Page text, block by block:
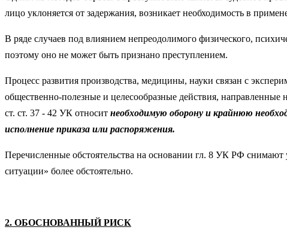
лицо уклоняется от задержания, возникает необходимость в
В ряде случаев под влиянием непреодолимого физического,
поэтому оно не может быть признано преступлением.
Процесс развития производства, медицины, науки связан с
общественно-полезные и целесообразные действия,
ст. ст. 37 - 42 УК относит необходимую оборону и крайнюю
исполнение приказа или распоряжения.
Перечисленные обстоятельства на основании гл. 8 УК РФ
ситуации» более обстоятельно.
2. ОБОСНОВАННЫЙ РИСК